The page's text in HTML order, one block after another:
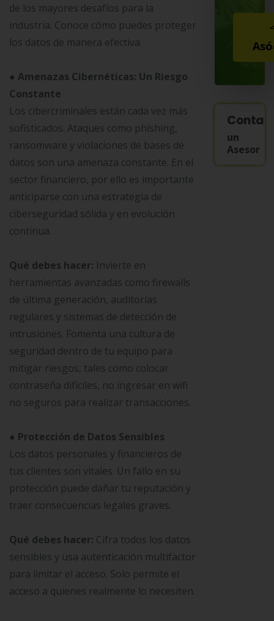
de los mayores desafíos para la
industria. Conoce cómo puedes proteger
los datos de manera efectiva.
● Amenazas Cibernéticas: Un Riesgo
Constante
Los cibercriminales están cada vez más
sofisticados. Ataques como phishing,
ransomware y violaciones de bases de
datos son una amenaza constante. En el
sector financiero, por ello es importante
anticiparse con una estrategia de
ciberseguridad sólida y en evolución
continua.
Qué debes hacer: Invierte en
herramientas avanzadas como firewalls
de última generación, auditorías
regulares y sistemas de detección de
intrusiones. Fomenta una cultura de
seguridad dentro de tu equipo para
mitigar riesgos, tales como colocar
contraseña difíciles, no ingresar en wifi
no seguros para realizar transacciones.
● Protección de Datos Sensibles
Los datos personales y financieros de
tus clientes son vitales. Un fallo en su
protección puede dañar tu reputación y
traer consecuencias legales graves.
Qué debes hacer: Cifra todos los datos
sensibles y usa autenticación multifactor
para limitar el acceso. Solo permite el
acceso a quienes realmente lo necesiten.
un
Asesor